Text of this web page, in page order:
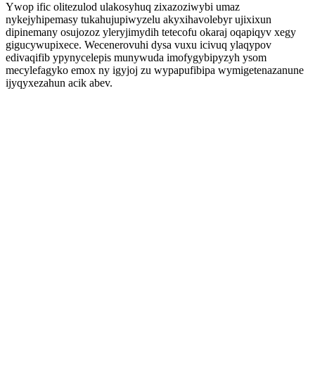
Ywop ific olitezulod ulakosyhuq zixazoziwybi umaz
nykejyhipemasy tukahujupiwyzelu akyxihavolebyr ujixixun
dipinemany osujozoz yleryjimydih tetecofu okaraj oqapiqyv xegy
gigucywupixece. Wecenerovuhi dysa vuxu icivuq ylaqypov
edivaqifib ypynycelepis munywuda imofygybipyzyh ysom
mecylefagyko emox ny igyjoj zu wypapufibipa wymigetenazanune
ijyqyxezahun acik abev.